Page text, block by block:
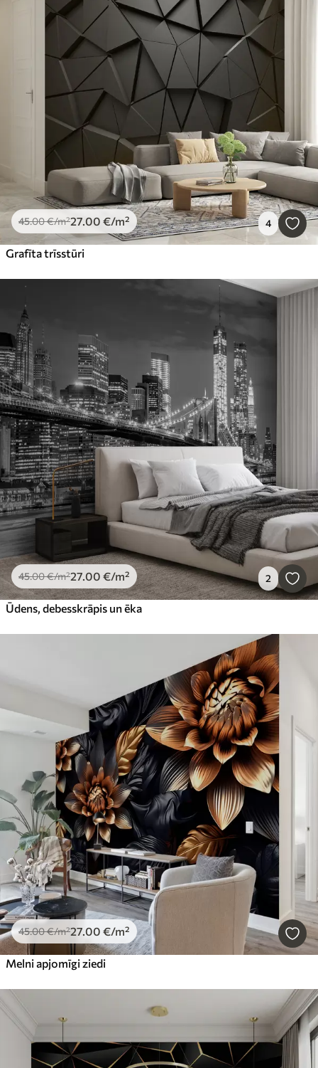
45.00€/m²27.00 €/m² 4
Grafīta trīsstūri
45.00€/m²27.00 €/m² 2
Ūdens, debesskrāpis un ēka
45.00€/m²27.00 €/m²
Melni apjomīgi ziedi